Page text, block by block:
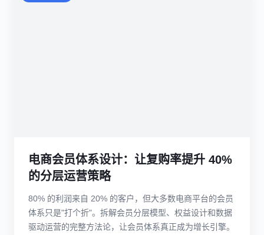
电商会员体系设计：让复购率提升 40%
的分层运营策略
80% 的利润来自 20% 的客户，但大多数电商平台的会员
体系只是"打个折"。拆解会员分层模型、权益设计和数据
驱动运营的完整方法论，让会员体系真正成为增长引擎。